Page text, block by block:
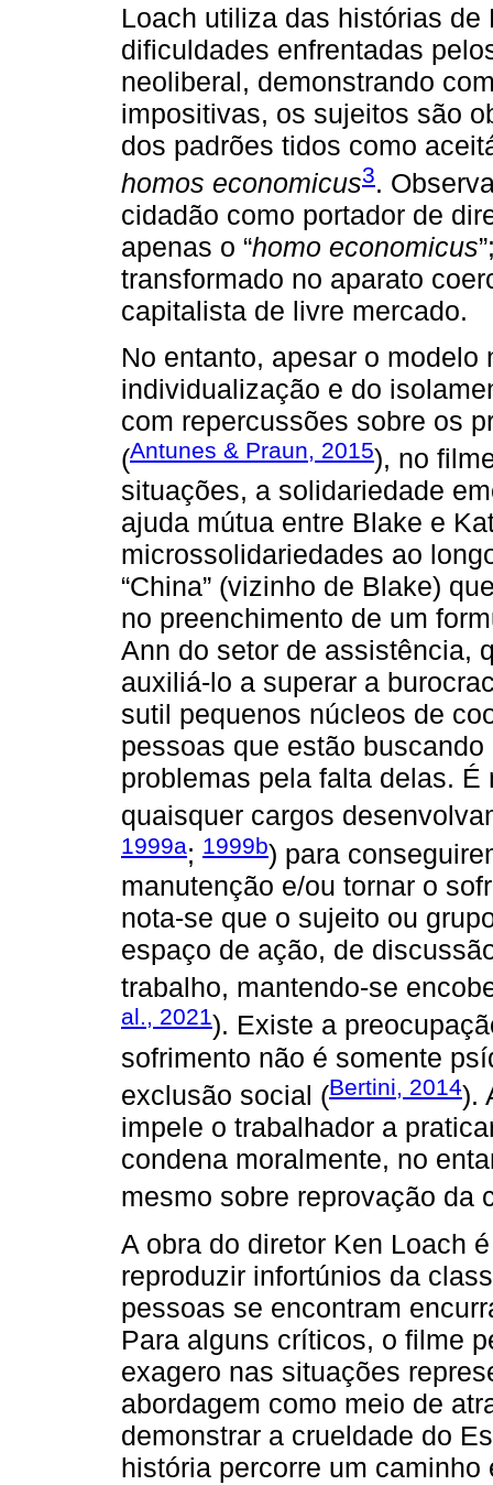
Loach utiliza das histórias
dificuldades enfrentadas
neoliberal, demonstrando
impositivas, os sujeitos são
dos padrões tidos como
homos economicus3.
cidadão como portador de
apenas o “homo economicus
transformado no aparato
capitalista de livre mercado.
No entanto, apesar o
individualização e do
com repercussões sobre os
(Antunes & Praun, 2015), no
situações, a solidariedade
ajuda mútua entre Blake e
microssolidariedades ao
“China” (vizinho de Blake)
no preenchimento de um
Ann do setor de assistência,
auxiliá-lo a superar a
sutil pequenos núcleos de
pessoas que estão
problemas pela falta delas.
quaisquer cargos
1999a; 1999b) para
manutenção e/ou tornar o
nota-se que o sujeito ou
espaço de ação, de
trabalho, mantendo-se
al., 2021). Existe a
sofrimento não é somente
exclusão social (Bertini, 2014).
impele o trabalhador a
condena moralmente, no
mesmo sobre reprovação da
A obra do diretor Ken Loach
reproduzir infortúnios da
pessoas se encontram
Para alguns críticos, o filme
exagero nas situações
abordagem como meio de
demonstrar a crueldade do
história percorre um